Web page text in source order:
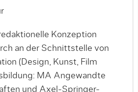
Konzeption
an der Schnittstelle von
(Design, Kunst, Film
MA Angewandte
und Axel-Springer-